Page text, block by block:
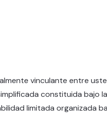
vinculante entre
constituida bajo
limitada organizada